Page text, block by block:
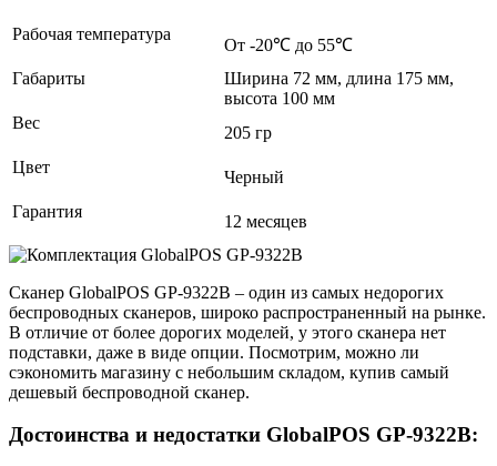
Рабочая температура
От -20℃ до 55℃
Габариты
Ширина 72 мм, длина 175 мм,
высота 100 мм
Вес
205 гр
Цвет
Черный
Гарантия
12 месяцев
Сканер GlobalPOS GP‑9322B – один из самых недорогих
беспроводных сканеров, широко распространенный на рынке.
В отличие от более дорогих моделей, у этого сканера нет
подставки, даже в виде опции. Посмотрим, можно ли
сэкономить магазину с небольшим складом, купив самый
дешевый беспроводной сканер.
Достоинства и недостатки GlobalPOS GP‑9322B: